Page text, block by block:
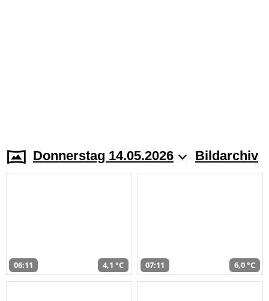
Donnerstag 14.05.2026 Bildarchiv
06:11 4,1 °C 07:11 6,0 °C